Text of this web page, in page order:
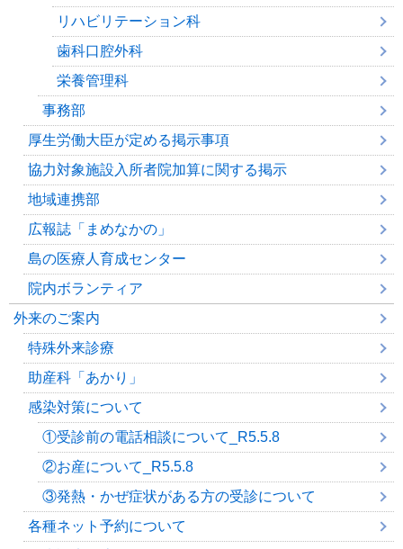
リハビリテーション科
歯科口腔外科
栄養管理科
事務部
厚生労働大臣が定める掲示事項
協力対象施設入所者院加算に関する掲示
地域連携部
広報誌「まめなかの」
島の医療人育成センター
院内ボランティア
外来のご案内
特殊外来診療
助産科「あかり」
感染対策について
①受診前の電話相談について_R5.5.8
②お産について_R5.5.8
③発熱・かぜ症状がある方の受診について
各種ネット予約について